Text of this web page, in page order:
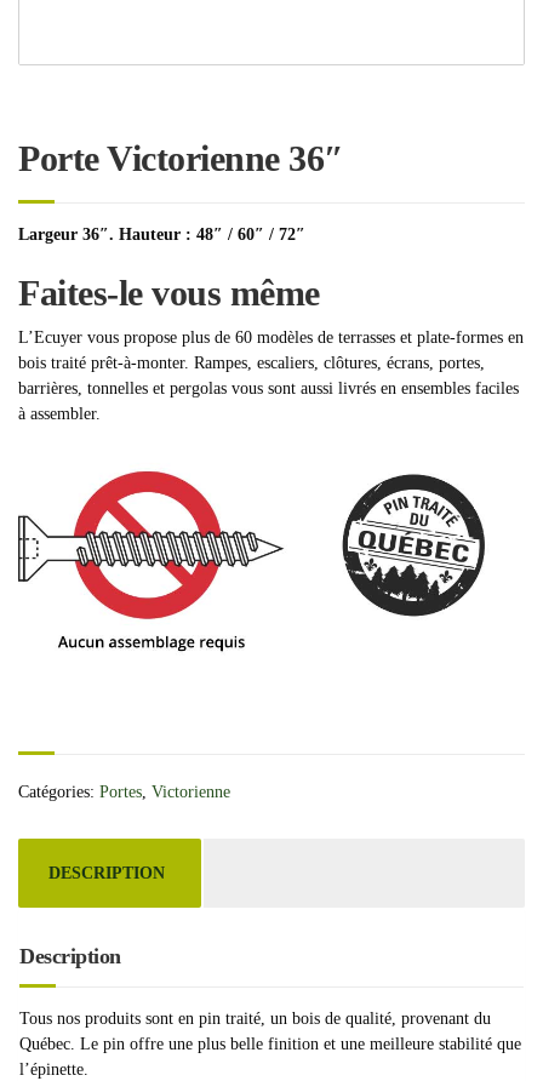
Porte Victorienne 36″
Largeur 36″. Hauteur : 48″ / 60″ / 72″
Faites-le vous même
L’Ecuyer vous propose plus de 60 modèles de terrasses et plate-formes en
bois traité prêt-à-monter. Rampes, escaliers, clôtures, écrans, portes,
barrières, tonnelles et pergolas vous sont aussi livrés en ensembles faciles
à assembler.
Catégories: Portes, Victorienne
DESCRIPTION
Description
Tous nos produits sont en pin traité, un bois de qualité, provenant du
Québec. Le pin offre une plus belle finition et une meilleure stabilité que
l’épinette.